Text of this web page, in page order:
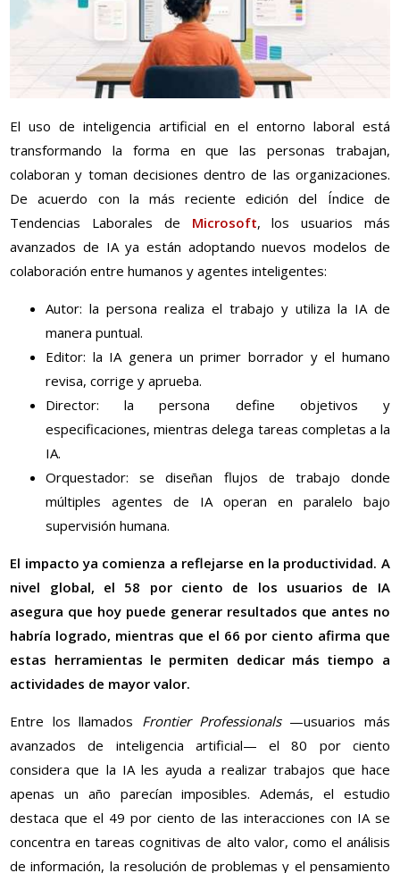
El uso de inteligencia artificial en el entorno laboral está
transformando la forma en que las personas trabajan,
colaboran y toman decisiones dentro de las organizaciones.
De acuerdo con la más reciente edición del Índice de
Tendencias Laborales de Microsoft, los usuarios más
avanzados de IA ya están adoptando nuevos modelos de
colaboración entre humanos y agentes inteligentes:
Autor: la persona realiza el trabajo y utiliza la IA de
manera puntual.
Editor: la IA genera un primer borrador y el humano
revisa, corrige y aprueba.
Director: la persona define objetivos y
especificaciones, mientras delega tareas completas a la
IA.
Orquestador: se diseñan flujos de trabajo donde
múltiples agentes de IA operan en paralelo bajo
supervisión humana.
El impacto ya comienza a reflejarse en la productividad. A
nivel global, el 58 por ciento de los usuarios de IA
asegura que hoy puede generar resultados que antes no
habría logrado, mientras que el 66 por ciento afirma que
estas herramientas le permiten dedicar más tiempo a
actividades de mayor valor.
Entre los llamados Frontier Professionals—usuarios más
avanzados de inteligencia artificial— el 80 por ciento
considera que la IA les ayuda a realizar trabajos que hace
apenas un año parecían imposibles. Además, el estudio
destaca que el 49 por ciento de las interacciones con IA se
concentra en tareas cognitivas de alto valor, como el análisis
de información, la resolución de problemas y el pensamiento